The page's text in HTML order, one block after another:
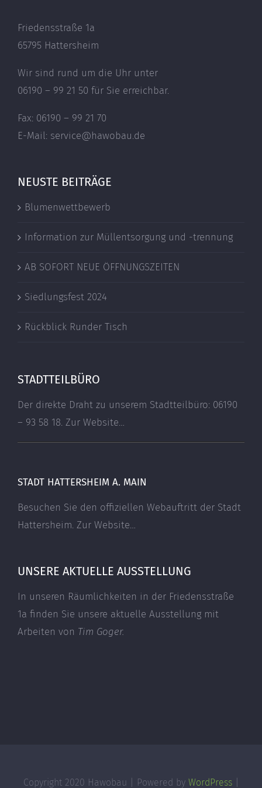
Friedensstraße 1a
65795 Hattersheim
Wir sind rund um die Uhr unter
06190 – 99 21 50 für Sie erreichbar.
Fax: 06190 – 99 21 70
E-Mail: service@hawobau.de
NEUSTE BEITRÄGE
Blumenwettbewerb
Information zur Müllentsorgung und -trennung
AB SOFORT NEUE ÖFFNUNGSZEITEN
Siedlungsfest 2024
Rückblick Runder Tisch
STADTTEILBÜRO
Der direkte Draht zu unserem Stadtteilbüro: 06190
– 93 58 18. Zur Website…
STADT HATTERSHEIM A. MAIN
Besuchen Sie den offiziellen Webauftritt der Stadt
Hattersheim. Zur Website…
UNSERE AKTUELLE AUSSTELLUNG
In unseren Räumlichkeiten in der Friedensstraße
1a finden Sie unsere aktuelle Ausstellung mit
Arbeiten von Tim Goger.
Copyright 2020 Hawobau | Powered by WordPress|